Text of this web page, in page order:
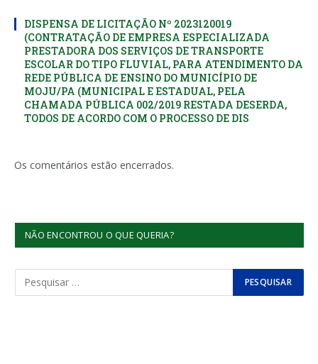
DISPENSA DE LICITAÇÃO Nº 2023120019
(CONTRATAÇÃO DE EMPRESA ESPECIALIZADA
PRESTADORA DOS SERVIÇOS DE TRANSPORTE
ESCOLAR DO TIPO FLUVIAL, PARA ATENDIMENTO DA
REDE PÚBLICA DE ENSINO DO MUNICÍPIO DE
MOJU/PA (MUNICIPAL E ESTADUAL, PELA
CHAMADA PÚBLICA 002/2019 RESTADA DESERDA,
TODOS DE ACORDO COM O PROCESSO DE DIS
Os comentários estão encerrados.
NÃO ENCONTROU O QUE QUERIA?